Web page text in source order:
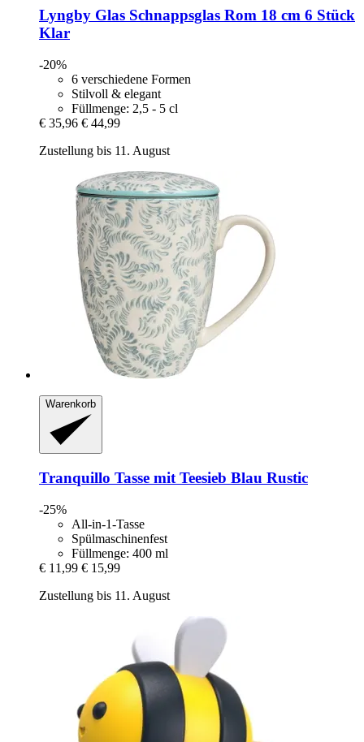
Lyngby Glas Schnappsglas Rom 18 cm 6 Stück
Klar
-20%
6 verschiedene Formen
Stilvoll & elegant
Füllmenge: 2,5 - 5 cl
€ 35,96 € 44,99
Zustellung bis 11. August
Warenkorb
Tranquillo Tasse mit Teesieb Blau Rustic
-25%
All-in-1-Tasse
Spülmaschinenfest
Füllmenge: 400 ml
€ 11,99 € 15,99
Zustellung bis 11. August